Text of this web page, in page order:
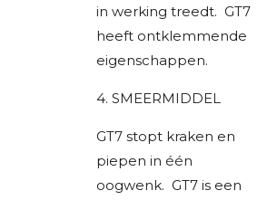
in werking treedt. GT7
heeft ontklemmende
eigenschappen.
4. SMEERMIDDEL
GT7 stopt kraken en
piepen in één
oogwenk. GT7 is een